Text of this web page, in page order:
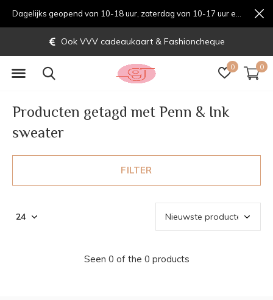
0 0
Ook VVV cadeaukaart & Fashioncheque
Producten getagd met Penn & Ink
sweater
FILTER
Seen 0 of the 0 products